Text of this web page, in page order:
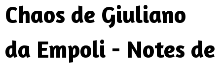
Chaos de Giuliano
da Empoli - Notes de